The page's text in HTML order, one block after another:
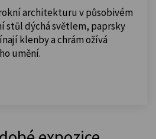
architekturu v působivém
stůl dýchá světlem, paprsky
klenby a chrám ožívá
umění.